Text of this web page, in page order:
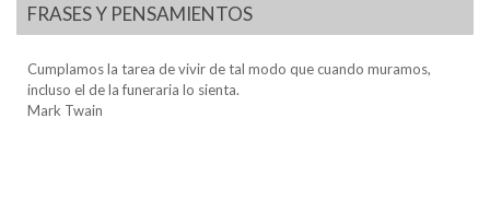
FRASES Y PENSAMIENTOS
Cumplamos la tarea de vivir de tal modo que cuando muramos,
incluso el de la funeraria lo sienta.
Mark Twain